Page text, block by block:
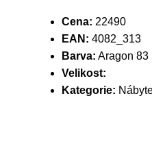
Cena: 22490
EAN: 4082_313
Barva: Aragon 83
Velikost:
Kategorie: